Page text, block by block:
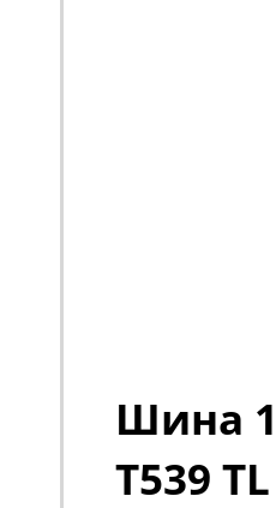
Шина
T539 TL